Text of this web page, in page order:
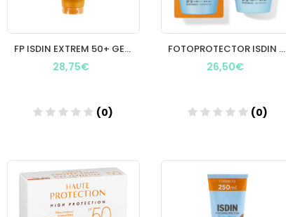
FP ISDIN EXTREM 50+ GELCREMA TACTO LIGERO 200ML
28,75€
(0)
Añadir
FOTOPROTECTOR ISDIN 50+ FUSION WATER 50M
26,50€
(0)